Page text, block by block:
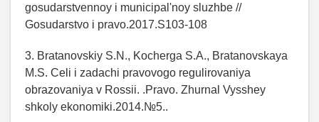
gosudarstvennoy i municipal'noy sluzhbe //
Gosudarstvo i pravo.2017.S103-108
3. Bratanovskiy S.N., Kocherga S.A., Bratanovskaya
M.S. Celi i zadachi pravovogo regulirovaniya
obrazovaniya v Rossii. .Pravo. Zhurnal Vysshey
shkoly ekonomiki.2014.№5..